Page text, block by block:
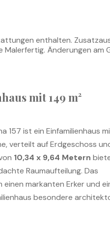
enthalten.
Änderungen am
mit 149 m²
157 ist ein Einfamilienhaus
verteilt auf Erdgeschoss
10,34 x 9,64 Metern
Raumaufteilung. Das
markanten Erker und
besondere